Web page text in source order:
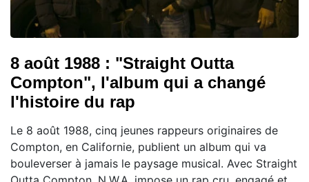
8 août 1988 : "Straight Outta
Compton", l'album qui a changé
l'histoire du rap
Le 8 août 1988, cinq jeunes rappeurs originaires de
Compton, en Californie, publient un album qui va
bouleverser à jamais le paysage musical. Avec Straight